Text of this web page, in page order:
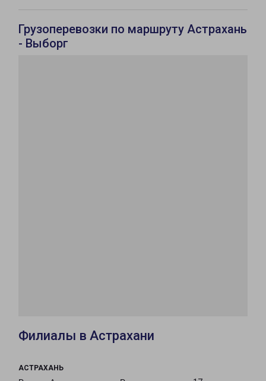
Грузоперевозки по маршруту Астрахань
- Выборг
Филиалы в Астрахани
АСТРАХАНЬ